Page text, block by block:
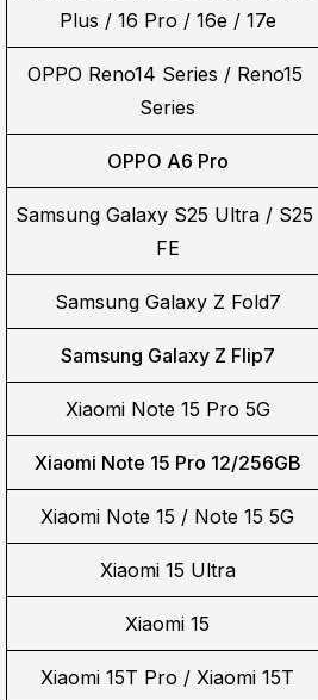
Plus / 16 Pro / 16e / 17e
OPPO Reno14 Series / Reno15
Series
OPPO A6 Pro
Samsung Galaxy S25 Ultra / S25
FE
Samsung Galaxy Z Fold7
Samsung Galaxy Z Flip7
Xiaomi Note 15 Pro 5G
Xiaomi Note 15 Pro 12/256GB
Xiaomi Note 15 / Note 15 5G
Xiaomi 15 Ultra
Xiaomi 15
Xiaomi 15T Pro / Xiaomi 15T